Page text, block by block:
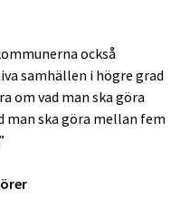
också
samhällen i högre grad
om vad man ska göra
ska göra mellan fem